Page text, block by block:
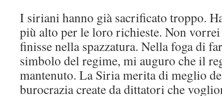
I siriani hanno già sacrificato troppo.
più alto per le loro richieste. Non
finisse nella spazzatura. Nella foga di
simbolo del regime, mi auguro che il
mantenuto. La Siria merita di meglio
burocrazia create da dittatori che